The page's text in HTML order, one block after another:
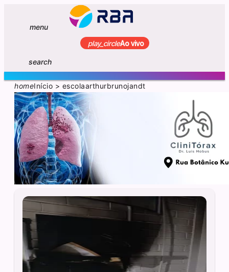
menu
play_circleAo vivo
search
homeInício > escolaarthurbrunojandt